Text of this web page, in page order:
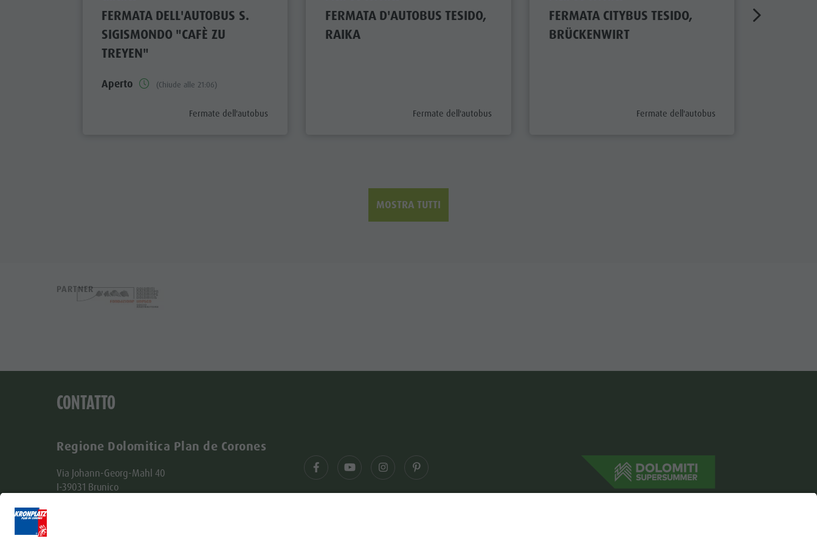
FERMATA DELL'AUTOBUS S.
SIGISMONDO "CAFÈ ZU
TREYEN"
Aperto (Chiude alle 21:06)
aria.poi_category_prefix
Fermate dell'autobus
FERMATA D'AUTOBUS TESIDO,
RAIKA
aria.poi_category_prefix
Fermate dell'autobus
FERMATA CITYBUS TESIDO,
BRÜCKENWIRT
aria.poi_category_prefix
Fermate dell'autobus
MOSTRA TUTTI
PARTNER
CONTATTO
Regione Dolomitica Plan de Corones
Via Johann-Georg-Mahl 40
I-39031 Brunico